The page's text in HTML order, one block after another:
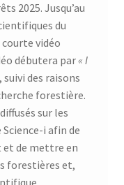
2025. Jusqu’au
du
vidéo
débutera par« I
, suivi des raisons
forestière.
sur les
i afin de
de mettre en
forestières et,